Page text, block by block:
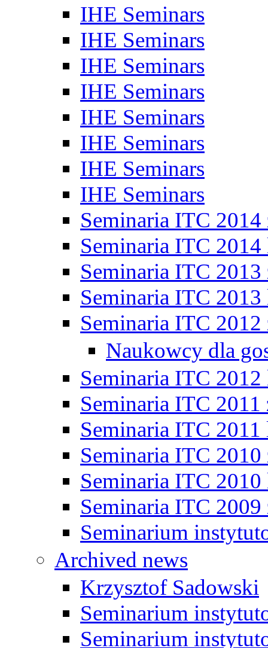
IHE Seminars
IHE Seminars
IHE Seminars
IHE Seminars
IHE Seminars
IHE Seminars
IHE Seminars
IHE Seminars
Seminaria ITC 2014
Seminaria ITC 2014
Seminaria ITC 2013
Seminaria ITC 2013
Seminaria ITC 2012
Naukowcy dla
Seminaria ITC 2012
Seminaria ITC 2011
Seminaria ITC 2011
Seminaria ITC 2010
Seminaria ITC 2010
Seminaria ITC 2009
Seminarium
Archived news
Krzysztof Sadowski
Seminarium
Seminarium